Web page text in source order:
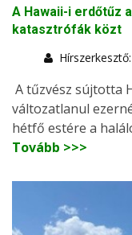
A Hawaii-i erdőtűz
katasztrófák közt
A tűzvész sújtotta
változatlanul
hétfő estére a
Tovább >>>